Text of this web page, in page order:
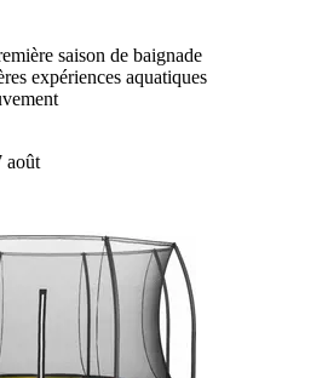
saison de baignade
expériences aquatiques
août